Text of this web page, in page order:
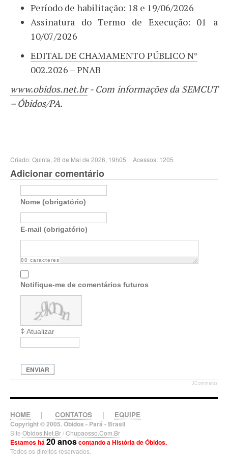
Período de habilitação: 18 e 19/06/2026
Assinatura do Termo de Execução: 01 a
10/07/2026
EDITAL DE CHAMAMENTO PÚBLICO N°
002.2026 – PNAB
www.obidos.net.br- Com informações da SEMCUT
– Óbidos/PA.
Criado: Quinta, 28 de Mai de 2026, 19h05 Acessos: 1205
Adicionar comentário
Nome (obrigatório)
E-mail (obrigatório)
80 caracteres
Notifique-me de comentários futuros
Atualizar
ENVIAR
JComments
HOME | CONTATOS | EQUIPE
Copyright © 2005. Óbidos - Pará - Brasil
Site Obidos.Net.Br/Chupaosso.Com.Br
Estamos há 20 anoscontando a História de Óbidos.
Todos os direitos reservados.